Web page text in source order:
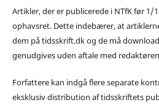
Artikler, der er publicerede i NTfK før 1/
ophavsret. Dette indebærer, at
dem på tidsskrift.dk og de må
genudgives uden aftale med
Forfattere kan indgå flere separate
eksklusiv distribution af tidsskriftets